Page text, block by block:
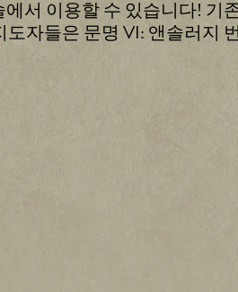
이용할 수 있습니다! 기존
자들은 문명 VI: 앤솔러지